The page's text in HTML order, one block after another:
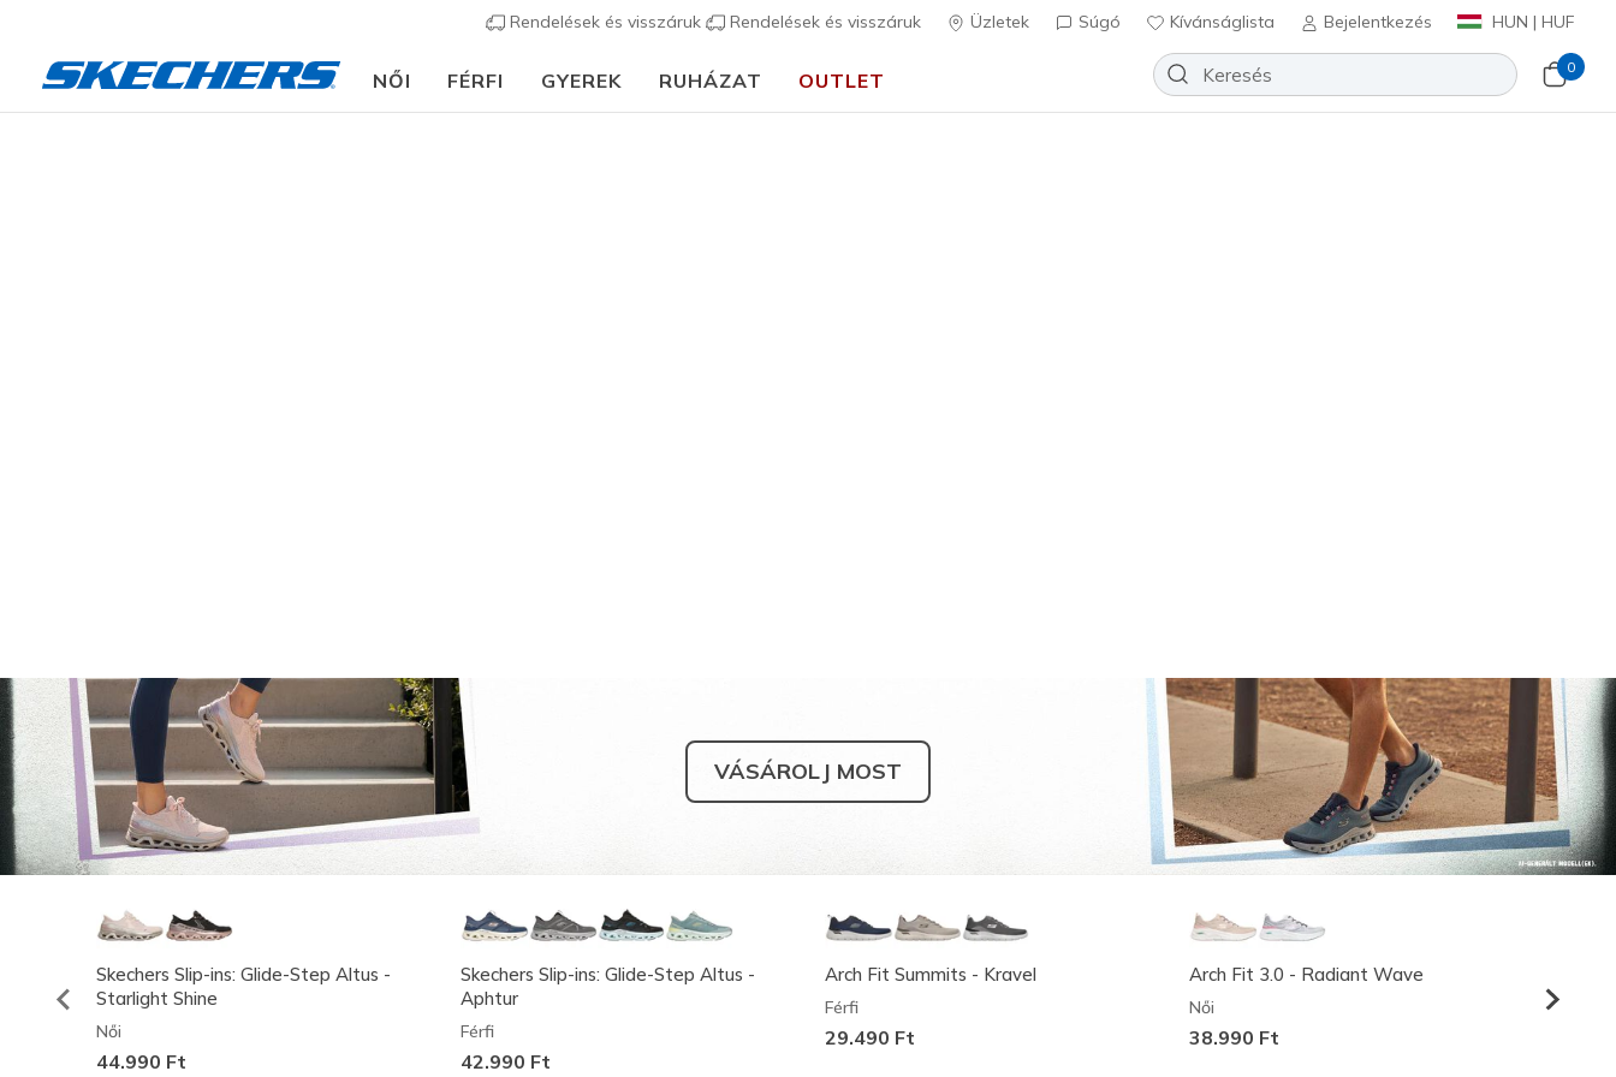
Rendelések és visszáruk Rendelések és visszáruk Üzletek Súgó Kívánságlista Bejelentkezés HUN | HUF
NŐI FÉRFI GYEREK RUHÁZAT OUTLET
0
VÁSÁROLJ MOST
Skechers Slip-ins: Glide-Step Altus -
Starlight Shine
Női
44.990 Ft
Skechers Slip-ins: Glide-Step Altus -
Aphtur
Férfi
42.990 Ft
Arch Fit Summits - Kravel
Férfi
29.490 Ft
Arch Fit 3.0 - Radiant Wave
Női
38.990 Ft
Férfi